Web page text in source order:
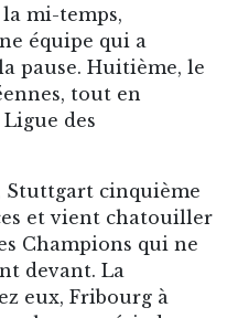
mi-temps,
équipe qui a
pause. Huitième, le
tout en
des
Stuttgart cinquième
et vient chatouiller
Champions qui ne
devant. La
eux, Fribourg à